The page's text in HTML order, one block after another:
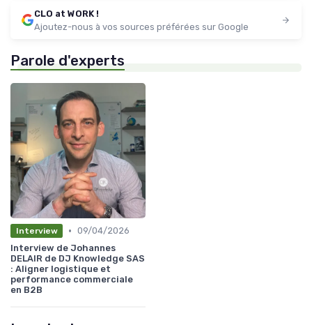
CLO at WORK !
Ajoutez-nous à vos sources préférées sur Google
Parole d'experts
Interview • 09/04/2026
Interview de Johannes
DELAIR de DJ Knowledge SAS
: Aligner logistique et
performance commerciale
en B2B